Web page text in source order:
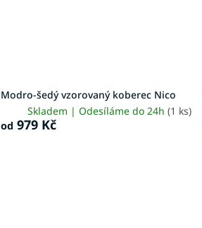
Modro-šedý vzorovaný koberec Nico
Skladem | Odesíláme do 24h (1 ks)
od 979 Kč